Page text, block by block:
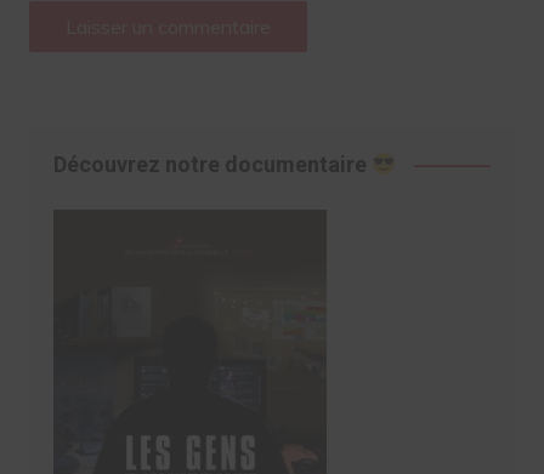
Découvrez notre documentaire